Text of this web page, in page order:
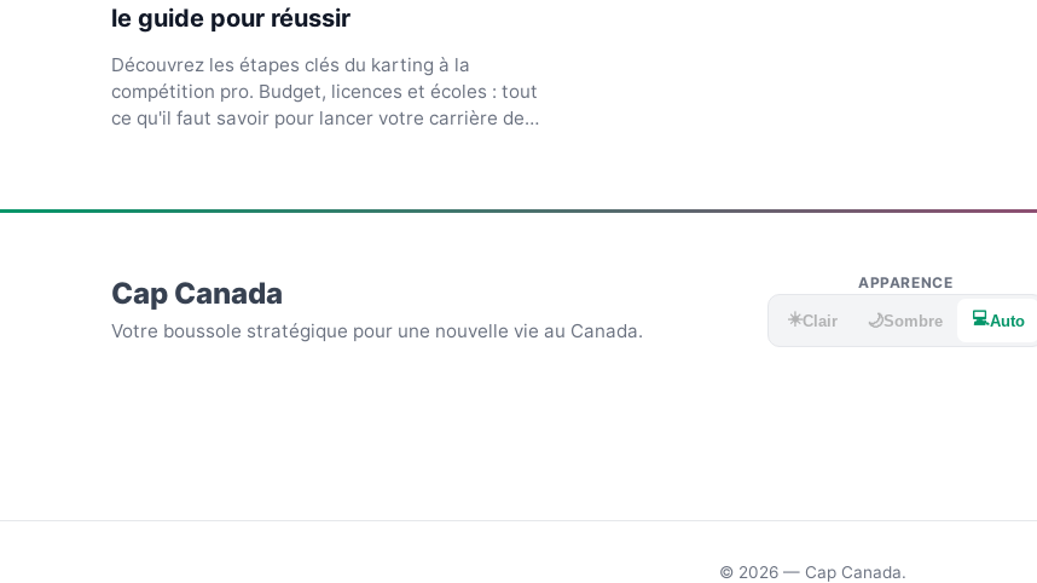
le guide pour réussir
Découvrez les étapes clés du karting à la
compétition pro. Budget, licences et écoles : tout
ce qu'il faut savoir pour lancer votre carrière de
Cap Canada
Votre boussole stratégique pour une nouvelle vie au Canada.
APPARENCE
☀️Clair 🌙Sombre 💻Auto
© 2026 — Cap Canada.